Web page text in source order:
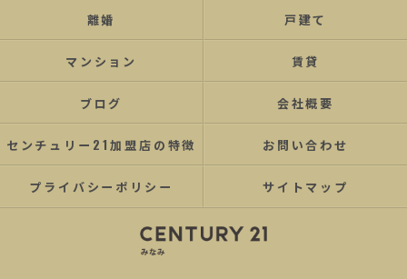
離婚 戸建て
マンション 賃貸
ブログ 会社概要
センチュリー21加盟店の特徴 お問い合わせ
プライバシーポリシー サイトマップ